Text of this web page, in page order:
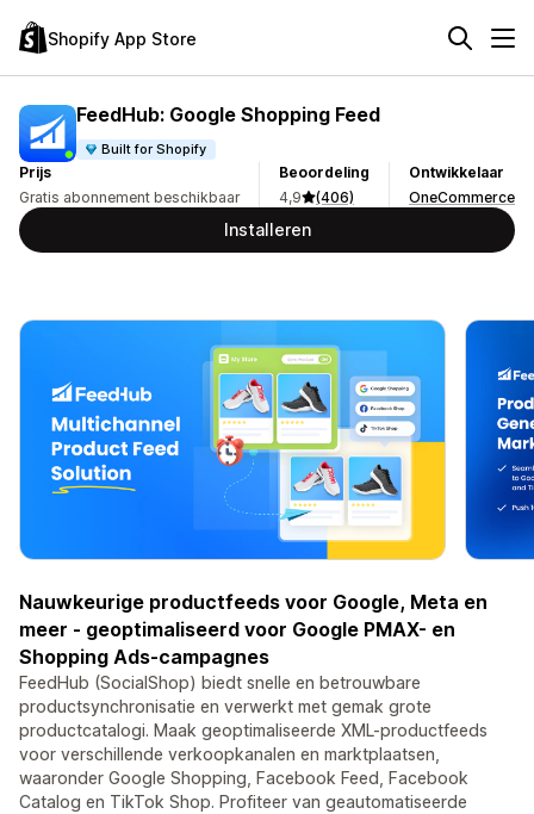
Shopify App Store
FeedHub: Google Shopping Feed
Built for Shopify
Prijs
Gratis abonnement beschikbaar
Beoordeling
4,9
(406)
Ontwikkelaar
OneCommerce
Installeren
Nauwkeurige productfeeds voor Google, Meta en
meer - geoptimaliseerd voor Google PMAX- en
Shopping Ads-campagnes
FeedHub (SocialShop) biedt snelle en betrouwbare
productsynchronisatie en verwerkt met gemak grote
productcatalogi. Maak geoptimaliseerde XML-productfeeds
voor verschillende verkoopkanalen en marktplaatsen,
waaronder Google Shopping, Facebook Feed, Facebook
Catalog en TikTok Shop. Profiteer van geautomatiseerde